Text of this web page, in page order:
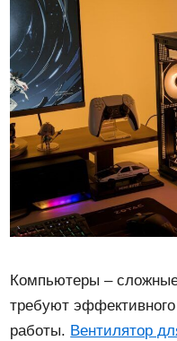
а
н
о
в
Компьютеры –
требуют
работы. Вентилятор